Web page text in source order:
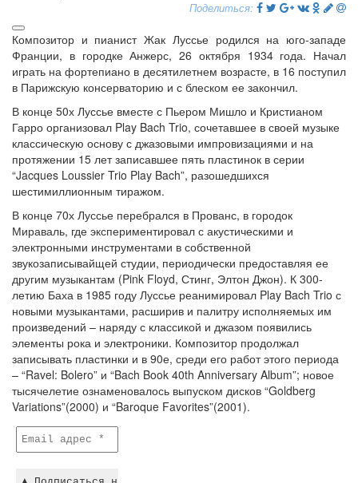
Поделиться:
Композитор и пианист Жак Луссье родился на юго-западе
Франции, в городке Анжерс, 26 октября 1934 года. Начал
играть на фортепиано в десятилетнем возрасте, в 16 поступил
в Парижскую консерваторию и с блеском ее закончил.
В конце 50х Луссье вместе с Пьером Мишло и Кристианом
Гарро организовал Play Bach Trio, сочетавшее в своей музыке
классическую основу с джазовыми импровизациями и на
протяжении 15 лет записавшее пять пластинок в серии
“Jacques Loussier Trio Play Bach”, разошедшихся
шестимиллионным тиражом.
В конце 70х Луссье перебрался в Прованс, в городок
Мираваль, где экспериментировал с акустическими и
электронными инструментами в собственной
звукозаписывайщей студии, периодически предоставляя ее
другим музыкантам (Pink Floyd, Стинг, Элтон Джон). К 300-
летию Баха в 1985 году Луссье реанимировал Play Bach Trio с
новыми музыкантами, расширив и палитру исполняемых им
произведений – наряду с классикой и джазом появились
элементы рока и электроники. Композитор продолжал
записывать пластинки и в 90е, среди его работ этого периода
– “Ravel: Bolero” и “Bach Book 40th Anniversary Album”; новое
тысячелетие ознаменовалось выпуском дисков “Goldberg
Variations”(2000) и “Baroque Favorites”(2001).